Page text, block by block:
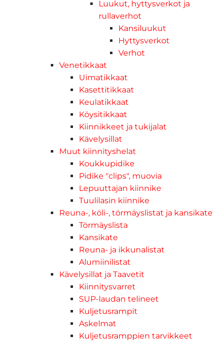
Luukut, hyttysverkot ja
rullaverhot
Kansiluukut
Hyttysverkot
Verhot
Venetikkaat
Uimatikkaat
Kasettitikkaat
Keulatikkaat
Köysitikkaat
Kiinnikkeet ja tukijalat
Kävelysillat
Muut kiinnityshelat
Koukkupidike
Pidike "clips", muovia
Lepuuttajan kiinnike
Tuulilasin kiinnike
Reuna-, köli-, törmäyslistat ja kansikate
Törmäyslista
Kansikate
Reuna- ja ikkunalistat
Alumiinilistat
Kävelysillat ja Taavetit
Kiinnitysvarret
SUP-laudan telineet
Kuljetusrampit
Askelmat
Kuljetusramppien tarvikkeet